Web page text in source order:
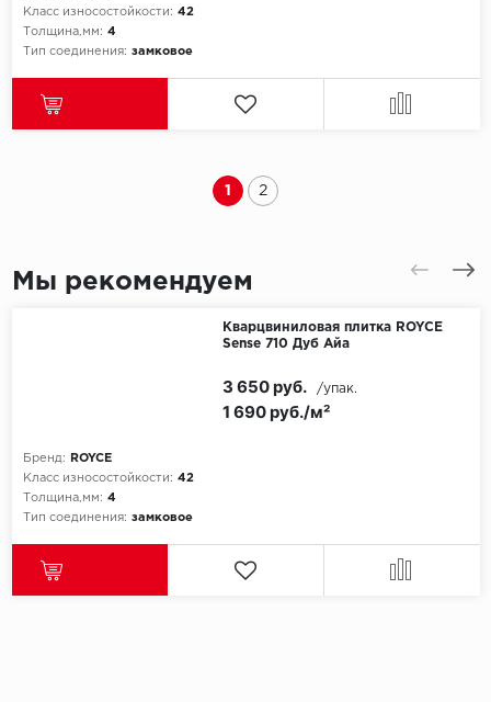
Класс износостойкости: 42
Толщина,мм: 4
Тип соединения: замковое
1 2
Мы рекомендуем
Кварцвиниловая плитка ROYCE
Sense 710 Дуб Айа
Бренд:
ROYCE
Класс износостойкости: 42
Толщина,мм: 4
Тип соединения: замковое
1 690 руб./м²
3 650 руб. /упак.